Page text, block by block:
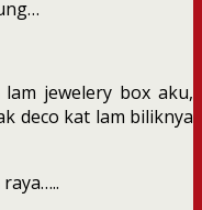
jewelery box aku,
deco kat lam biliknya